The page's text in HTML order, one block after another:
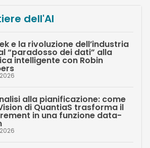
dell'AI
e la rivoluzione dell’industria
“paradosso dei dati” alla
intelligente con Robin
alla pianificazione: come
di QuantiaS trasforma il
in una funzione data-